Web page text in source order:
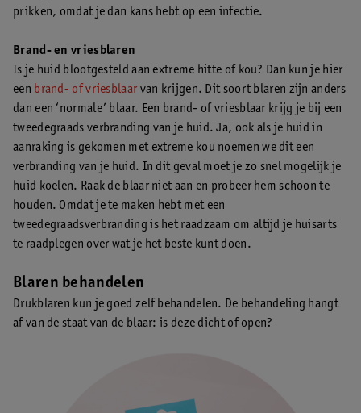
prikken, omdat je dan kans hebt op een infectie.
Brand- en vriesblaren
Is je huid blootgesteld aan extreme hitte of kou? Dan kun je hier
een brand- of vriesblaar van krijgen. Dit soort blaren zijn anders
dan een ‘normale’ blaar. Een brand- of vriesblaar krijg je bij een
tweedegraads verbranding van je huid. Ja, ook als je huid in
aanraking is gekomen met extreme kou noemen we dit een
verbranding van je huid. In dit geval moet je zo snel mogelijk je
huid koelen. Raak de blaar niet aan en probeer hem schoon te
houden. Omdat je te maken hebt met een
tweedegraadsverbranding is het raadzaam om altijd je huisarts
te raadplegen over wat je het beste kunt doen.
Blaren behandelen
Drukblaren kun je goed zelf behandelen. De behandeling hangt
af van de staat van de blaar: is deze dicht of open?